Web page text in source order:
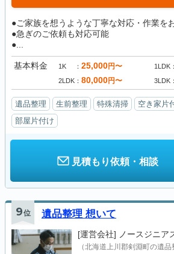
●ご家族を想うような丁寧な対応・作業を
●急ぎのご依頼も対応可能
●...
基本料金 1K 25,000円〜 1LDK
2LDK 80,000円〜 3LDK
遺品整理 生前整理 特殊清掃 空き家片
部屋片付け
見積もり依頼・相談
9位 遺品整理 想いて
[運営会社] ノースジニア
（北海道上川郡剣淵町の遺品